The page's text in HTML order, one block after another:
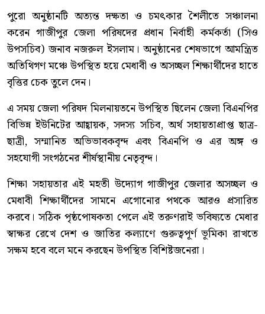
পুরো অনুষ্ঠানটি অত্যন্ত দক্ষতা ও চমৎকার শৈলীতে সঞ্চালনা
করেন গাজীপুর জেলা পরিষদের প্রধান নির্বাহী কর্মকর্তা (সিও
উপসচিব) জনাব নজরুল ইসলাম। অনুষ্ঠানের শেষভাগে আমন্ত্রিত
অতিথিগণ মঞ্চে উপস্থিত হয়ে মেধাবী ও অসচ্ছল শিক্ষার্থীদের হাতে
বৃত্তির চেক তুলে দেন।
এ সময় জেলা পরিষদ মিলনায়তনে উপস্থিত ছিলেন জেলা বিএনপির
বিভিন্ন ইউনিটের আহ্বায়ক, সদস্য সচিব, অর্থ সহায়তাপ্রাপ্ত ছাত্র-
ছাত্রী, সম্মানিত অভিভাবকবৃন্দ এবং বিএনপি ও এর অঙ্গ ও
সহযোগী সংগঠনের শীর্ষস্থানীয় নেতৃবৃন্দ।
শিক্ষা সহায়তার এই মহতী উদ্যোগ গাজীপুর জেলার অসচ্ছল ও
মেধাবী শিক্ষার্থীদের সামনে এগোনোর পথকে আরও প্রসারিত
করবে। সঠিক পৃষ্ঠপোষকতা পেলে এই তরুণরাই ভবিষ্যতে মেধার
স্বাক্ষর রেখে দেশ ও জাতির কল্যাণে গুরুত্বপূর্ণ ভূমিকা রাখতে
সক্ষম হবে বলে মনে করছেন উপস্থিত বিশিষ্টজনেরা।